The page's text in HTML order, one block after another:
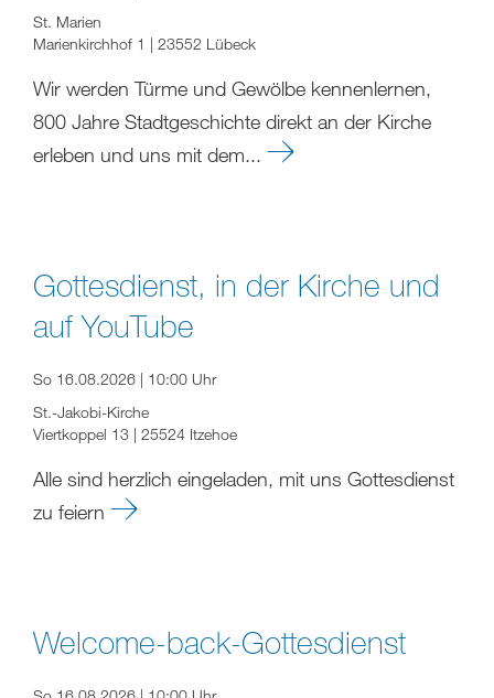
St. Marien
Marienkirchhof 1 | 23552 Lübeck
Wir werden Türme und Gewölbe kennenlernen,
800 Jahre Stadtgeschichte direkt an der Kirche
erleben und uns mit dem...
Gottesdienst, in der Kirche und
auf YouTube
So 16.08.2026 | 10:00 Uhr
St.-Jakobi-Kirche
Viertkoppel 13 | 25524 Itzehoe
Alle sind herzlich eingeladen, mit uns Gottesdienst
zu feiern
Welcome-back-Gottesdienst